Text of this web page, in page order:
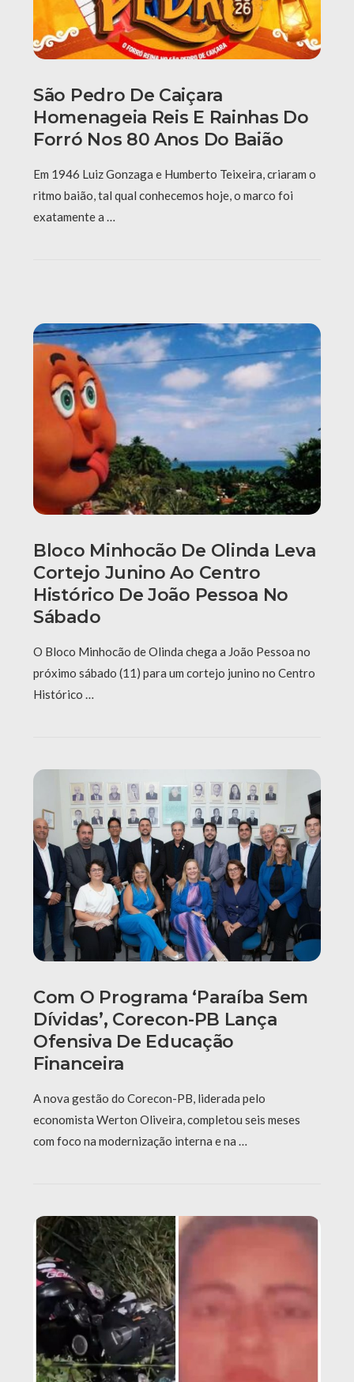
São Pedro De Caiçara
Homenageia Reis E Rainhas Do
Forró Nos 80 Anos Do Baião
Em 1946 Luiz Gonzaga e Humberto Teixeira, criaram o
ritmo baião, tal qual conhecemos hoje, o marco foi
exatamente a …
Bloco Minhocão De Olinda Leva
Cortejo Junino Ao Centro
Histórico De João Pessoa No
Sábado
O Bloco Minhocão de Olinda chega a João Pessoa no
próximo sábado (11) para um cortejo junino no Centro
Histórico …
Com O Programa ‘Paraíba Sem
Dívidas’, Corecon-PB Lança
Ofensiva De Educação
Financeira
A nova gestão do Corecon-PB, liderada pelo
economista Werton Oliveira, completou seis meses
com foco na modernização interna e na …